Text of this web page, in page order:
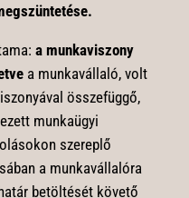
a munkaviszony
a munkavállaló, volt
összefüggő,
munkaügyi
szereplő
a munkavállalóra
betöltését követő